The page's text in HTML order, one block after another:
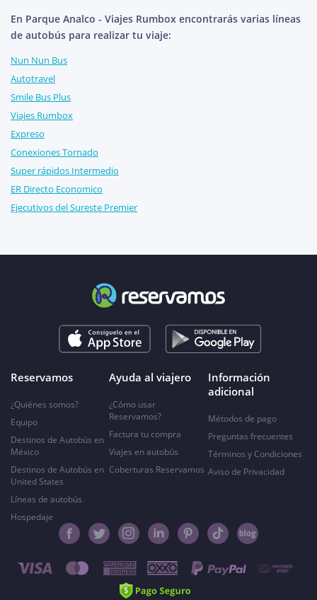
En Parque Analco - Viajes Rumbox encontrarás varias líneas
de autobús para realizar tu viaje:
Nun Nun Bus
Autotravel
Smile Bus Plus
Viajes Rumbox
Expreso
Conexiones Tornado
Super rápidos Intermedio
ER Directo Economico
Ejecutivos del Sureste Premier
Reservamos
¿Quiénes somos?
Equipo
Destinos de Autobús en
México
Destinos de Autobús en
United States
Líneas de autobús
Hospedaje
Ayuda al viajero
¿Cómo usar
Reservamos?
Factura tu compra
Viajes en autobús
Coberturas Reservamos
Información
adicional
Métodos de pago
Preguntas frecuentes
Términos y Condiciones
Aviso de Privacidad